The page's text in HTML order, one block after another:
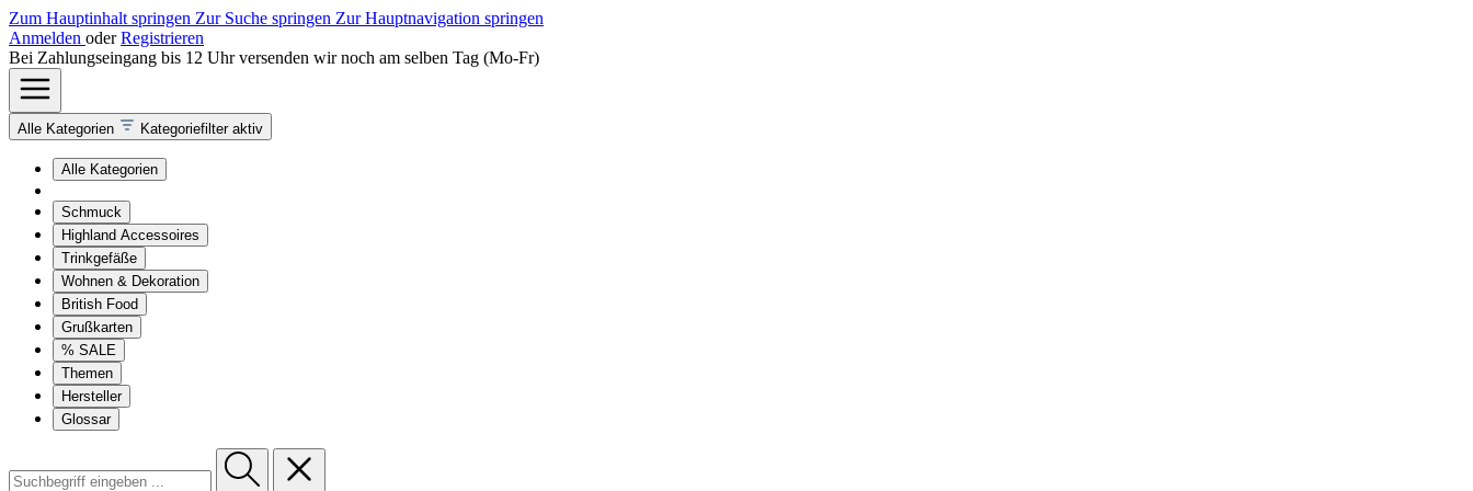
Zum Hauptinhalt springen Zur Suche springen Zur Hauptnavigation springen
Anmelden oder Registrieren
Bei Zahlungseingang bis 12 Uhr versenden wir noch am selben Tag (Mo-Fr)
Alle Kategorien Kategoriefilter aktiv
Alle Kategorien
Schmuck
Highland Accessoires
Trinkgefäße
Wohnen & Dekoration
British Food
Grußkarten
% SALE
Themen
Hersteller
Glossar